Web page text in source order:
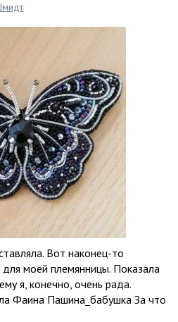
Вот наконец-то
моей племянницы. Показала
я, конечно, очень рада.
Фаина Пашина_бабушка За что